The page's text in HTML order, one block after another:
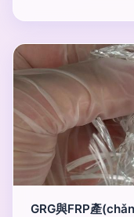
GRG與FRP產